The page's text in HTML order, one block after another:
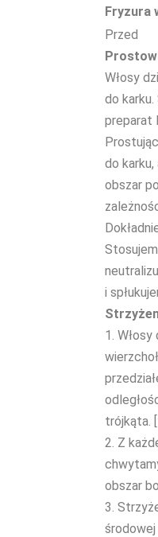
Fryzura
Przed
Włosy
do
preparat
do
obszar
i
1.
trójkąta.
2. Z
obszar
3.
środowej